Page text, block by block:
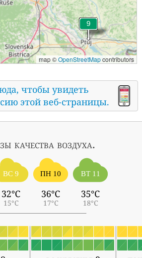
map ©OpenStreetMapcontributors
чтобы увидеть
этой веб-страницы.
качества воздуха.
ВС 9
32°C
15°C
ПН 10
36°C
17°C
ВТ 11
35°C
18°C